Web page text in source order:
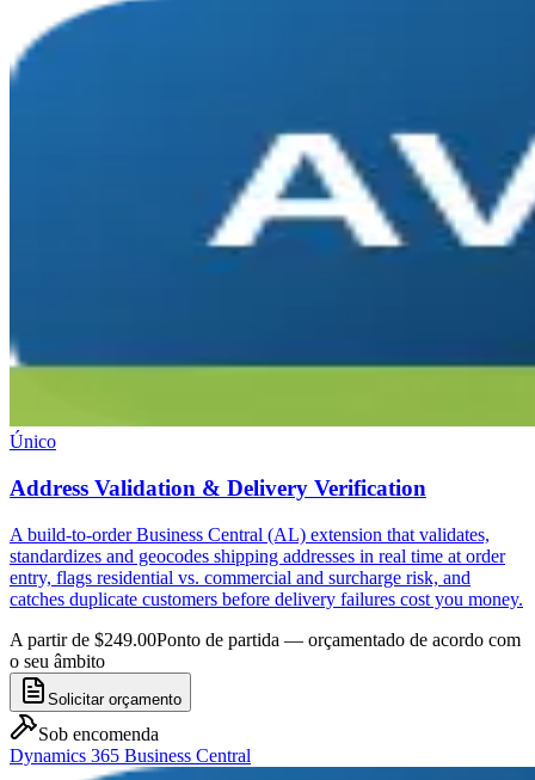
Único
Address Validation & Delivery Verification
A build-to-order Business Central (AL) extension that validates,
standardizes and geocodes shipping addresses in real time at order
entry, flags residential vs. commercial and surcharge risk, and
catches duplicate customers before delivery failures cost you money.
A partir de $249.00Ponto de partida — orçamentado de acordo com
o seu âmbito
Solicitar orçamento
Sob encomenda
Dynamics 365 Business Central